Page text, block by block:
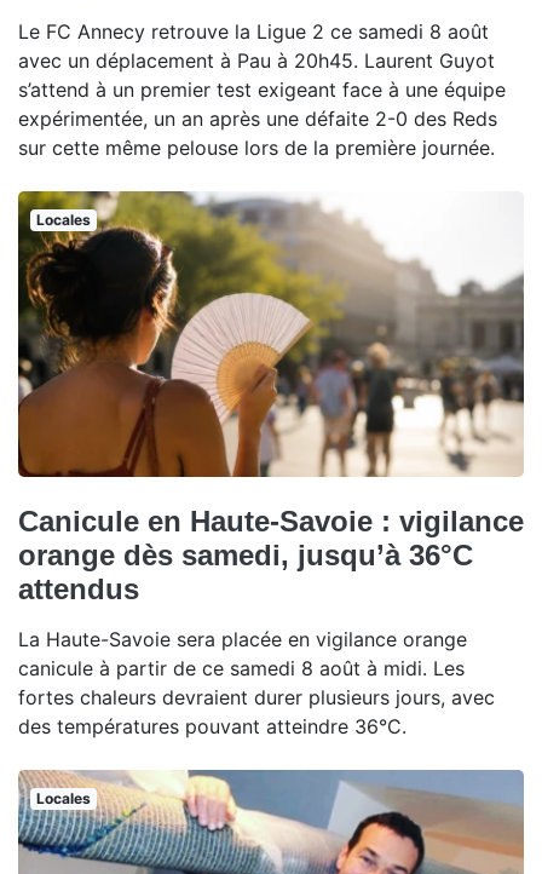
Le FC Annecy retrouve la Ligue 2 ce samedi 8 août
avec un déplacement à Pau à 20h45. Laurent Guyot
s’attend à un premier test exigeant face à une équipe
expérimentée, un an après une défaite 2-0 des Reds
sur cette même pelouse lors de la première journée.
Locales
Canicule en Haute-Savoie : vigilance
orange dès samedi, jusqu’à 36°C
attendus
La Haute-Savoie sera placée en vigilance orange
canicule à partir de ce samedi 8 août à midi. Les
fortes chaleurs devraient durer plusieurs jours, avec
des températures pouvant atteindre 36°C.
Locales